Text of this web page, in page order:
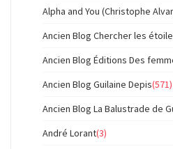
Alpha and You (Christophe
Ancien Blog Chercher les
Ancien Blog Éditions Des
Ancien Blog Guilaine Depis(571)
Ancien Blog La Balustrade de
André Lorant(3)